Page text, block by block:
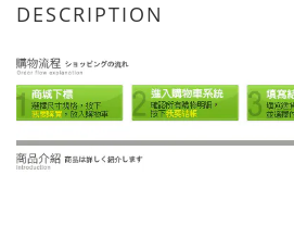
DESCRIPTION